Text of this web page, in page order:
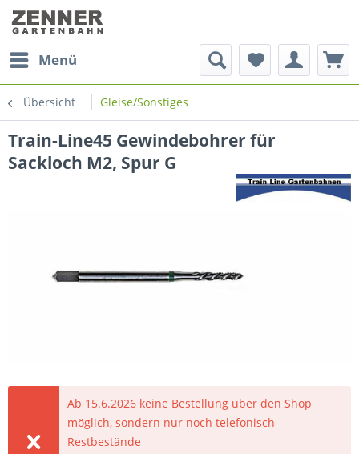
Menü
Übersicht Gleise/Sonstiges
Train-Line45 Gewindebohrer für
Sackloch M2, Spur G
Ab 15.6.2026 keine Bestellung über den Shop
möglich, sondern nur noch telefonisch
Restbestände